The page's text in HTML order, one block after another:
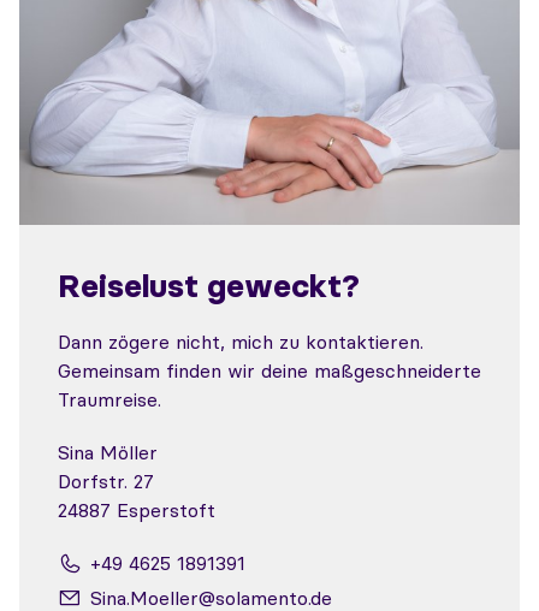
Reiselust geweckt?
Dann zögere nicht, mich zu kontaktieren.
Gemeinsam finden wir deine maßgeschneiderte
Traumreise.
Sina Möller
Dorfstr. 27
24887 Esperstoft
+49 4625 1891391
Sina.Moeller@solamento.de